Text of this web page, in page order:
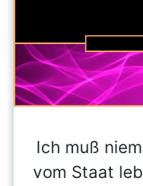
Ich muß
vom Staat